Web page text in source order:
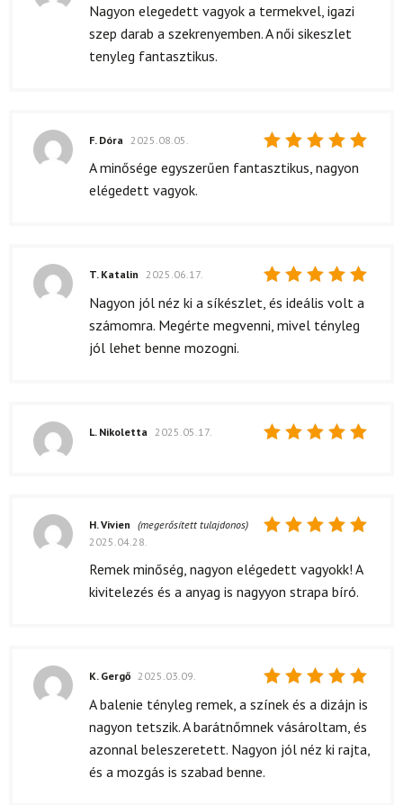
Értékelés:
Nagyon elegedett vagyok a termekvel, igazi
szep darab a szekrenyemben. A női sikeszlet
tenyleg fantasztikus.
Értékelés:
/ 5
F. Dóra 2025.08.05.
A minősége egyszerűen fantasztikus, nagyon
elégedett vagyok.
Értékelés:
5
T. Katalin 2025.06.17.
Nagyon jól néz ki a síkészlet, és ideális volt a
számomra. Megérte megvenni, mivel tényleg
jól lehet benne mozogni.
L. Nikoletta 2025.05.17.
5/ 5
H. Vivien (megerősített tulajdonos)
2025.04.28.
Remek minőség, nagyon elégedett vagyokk! A
kivitelezés és a anyag is nagyyon strapa bíró.
Értékelés:
K. Gergő 2025.03.09.
A balenie tényleg remek, a színek és a dizájn is
nagyon tetszik. A barátnőmnek vásároltam, és
azonnal beleszeretett. Nagyon jól néz ki rajta,
és a mozgás is szabad benne.